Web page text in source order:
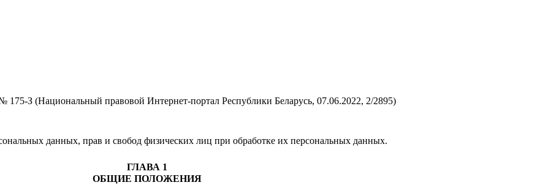
175-З (Национальный правовой Интернет-портал Республики Беларусь, 07.06.2022, 2/2895)
данных, прав и свобод физических лиц при обработке их персональных данных.
ГЛАВА 1
ОБЩИЕ ПОЛОЖЕНИЯ